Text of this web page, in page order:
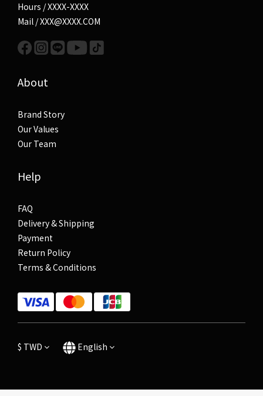
Hours / XXXX-XXXX
Mail / XXX@XXXX.COM
About
Brand Story
Our Values
Our Team
Help
FAQ
Delivery & Shipping
Payment
Return Policy
Terms & Conditions
$ TWD English